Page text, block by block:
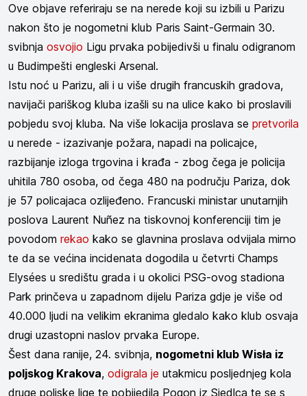
Ove objave referiraju se na nerede koji su izbili u Parizu
nakon što je nogometni klub Paris Saint-Germain 30.
svibnja osvojio Ligu prvaka pobijedivši u finalu odigranom
u Budimpešti engleski Arsenal.
Istu noć u Parizu, ali i u više drugih francuskih gradova,
navijači pariškog kluba izašli su na ulice kako bi proslavili
pobjedu svoj kluba. Na više lokacija proslava se pretvorila
u nerede - izazivanje požara, napadi na policajce,
razbijanje izloga trgovina i krađa - zbog čega je policija
uhitila 780 osoba, od čega 480 na području Pariza, dok
je 57 policajaca ozlijeđeno. Francuski ministar unutarnjih
poslova Laurent Nuñez na tiskovnoj konferenciji tim je
povodom rekao kako se glavnina proslava odvijala mirno
te da se većina incidenata dogodila u četvrti Champs
Elysées u središtu grada i u okolici PSG-ovog stadiona
Park prinčeva u zapadnom dijelu Pariza gdje je više od
40.000 ljudi na velikim ekranima gledalo kako klub osvaja
drugi uzastopni naslov prvaka Europe.
Šest dana ranije, 24. svibnja, nogometni klub Wisła iz
poljskog Krakova, odigrala je utakmicu posljednjeg kola
druge poljske lige te pobijedila Pogon iz Siedlca te se s